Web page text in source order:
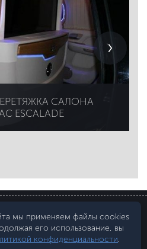
САЛОНА
ESCALADE
"Art-Liga"
Калитниковская д. 28, стр. 2
мы применяем файлы cookies
его использование, вы
конфиденциальности.